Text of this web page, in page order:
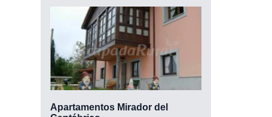
Apartamentos Mirador del